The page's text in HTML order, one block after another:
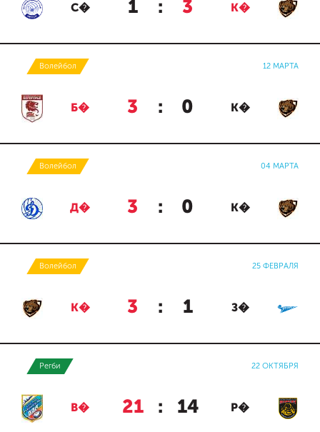
С� 1 : 3 К�
Волейбол 12 МАРТА
Б� 3 : 0 К�
Волейбол 04 МАРТА
Д� 3 : 0 К�
Волейбол 25 ФЕВРАЛЯ
К� 3 : 1 З�
Регби 22 ОКТЯБРЯ
В� 21 : 14 Р�